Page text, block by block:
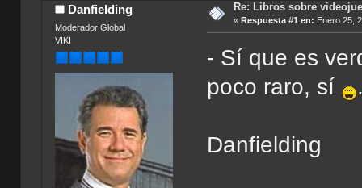
Danfielding
Moderador Global
VIKI
Re: Libros sobre
« Respuesta #1 en: Enero 25,
- Sí que es
poco raro, sí
Danfielding